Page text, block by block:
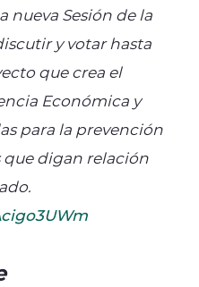
nueva Sesión de la
y votar hasta
que crea el
Económica y
para la prevención
que digan relación